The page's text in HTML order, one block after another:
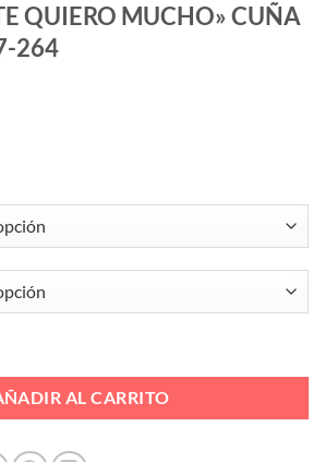
QUIERO MUCHO» CUÑA
264
AL CARRITO